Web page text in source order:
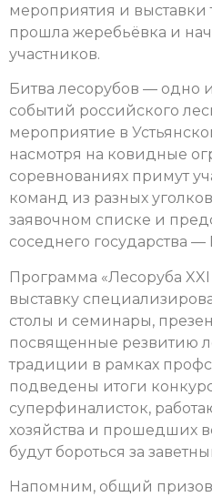
мероприятия и выставки
прошла жеребьёвка и
участников.
Битва лесорубов — одно
событий российского
мероприятие в
насмотря на ковидные
соревнованиях примут
команд из разных
заявочном списке и
соседнего государства
Программа «Лесоруба
выставку
столы и семинары,
посвященные резвитию
традиции в рамках
подведены итоги
суперфиналисток,
хозяйства и прошедших
будут бороться за
Напомним, общий